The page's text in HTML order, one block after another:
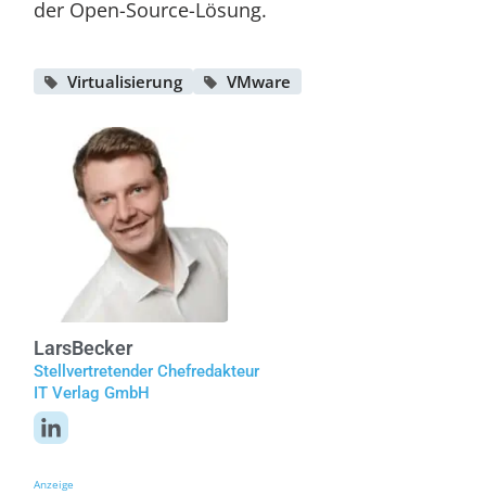
der Open-Source-Lösung.
Virtualisierung VMware
LarsBecker
Stellvertretender Chefredakteur
IT Verlag GmbH
Anzeige